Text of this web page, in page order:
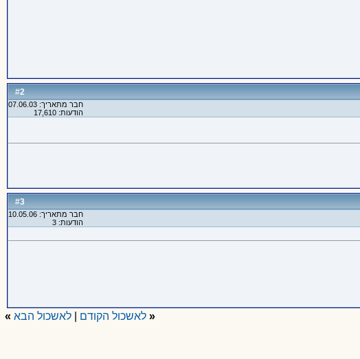
#
2
חבר מתאריך: 07.06.03
הודעות: 17,610
#
3
חבר מתאריך: 10.05.06
הודעות: 3
« לאשכול הקודם |לאשכול הבא »